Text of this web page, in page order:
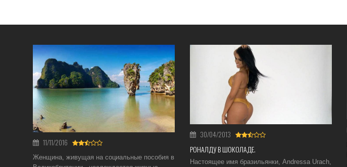
11/11/2016
Женщина, живущая на социальные пособия в
30/04/2013
РОНАЛДУ В ШОКОЛАДЕ.
Настоящее имя бразильянки, Andressa Urach,